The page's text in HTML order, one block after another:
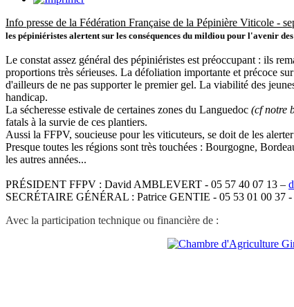
Info presse de la Fédération Française de la Pépinière Viticole -
les pépiniéristes alertent sur les conséquences du mildiou pour l'avenir
Le constat assez général des pépiniéristes est préoccupant : ils
proportions très sérieuses. La défoliation importante et précoce
d'ailleurs de ne pas supporter le premier gel. La viabilité des
handicap.
La sécheresse estivale de certaines zones du Languedoc (cf notre
fatals à la survie de ces plantiers.
Aussi la FFPV, soucieuse pour les viticuteurs, se doit de les
Presque toutes les régions sont très touchées : Bourgogne,
les autres années...
PRÉSIDENT FFPV : David AMBLEVERT - 05 57 40 07 13 –
SECRÉTAIRE GÉNÉRAL : Patrice GENTIE - 05 53 01 00 37 -
Avec la participation technique ou financière de :